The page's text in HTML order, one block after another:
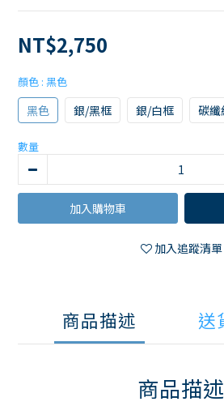
NT$2,750
顏色 : 黑色
黑色 銀/黑框 銀/白框 碳纖
數量
加入購物車
加入追蹤清單
商品描述 送
商品描述